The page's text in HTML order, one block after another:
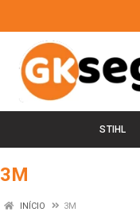
STIHL
3M
INÍCIO 3M